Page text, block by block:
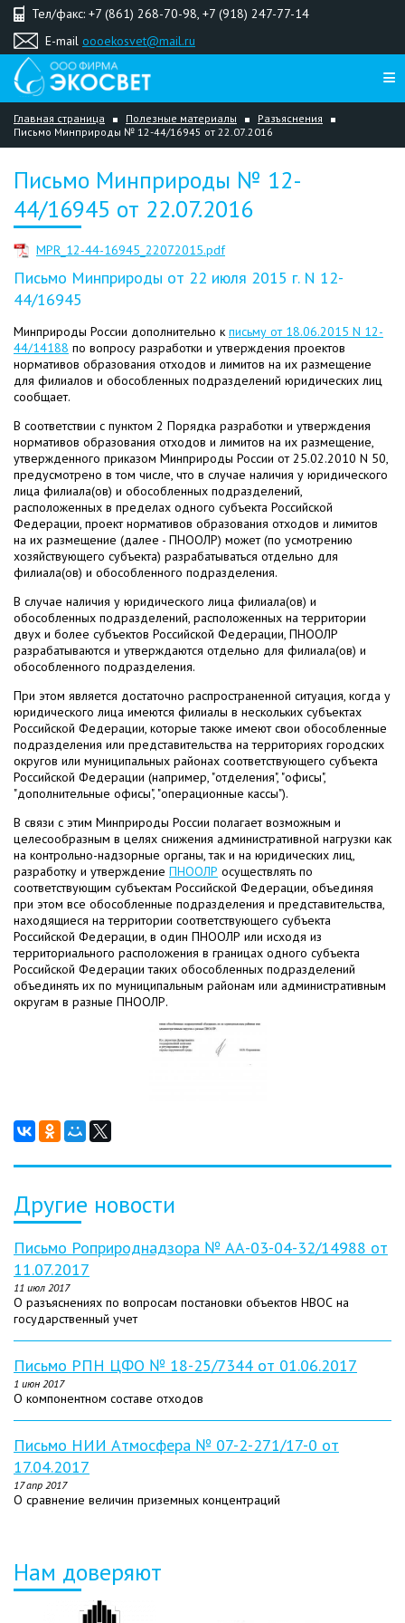
Тел/факс: +7 (861) 268-70-98, +7 (918) 247-77-14
E-mail oooekosvet@mail.ru
Главная страница Полезные материалы
Разъяснения
Письмо Минприроды № 12-44/16945 от 22.07.2016
Письмо Минприроды № 12-
44/16945 от 22.07.2016
MPR_12-44-16945_22072015.pdf
Письмо Минприроды от 22 июля 2015 г. N 12-
44/16945
Минприроды России дополнительно к письму от 18.06.2015 N 12-
44/14188 по вопросу разработки и утверждения проектов
нормативов образования отходов и лимитов на их размещение
для филиалов и обособленных подразделений юридических лиц
сообщает.
В соответствии с пунктом 2 Порядка разработки и утверждения
нормативов образования отходов и лимитов на их размещение,
утвержденного приказом Минприроды России от 25.02.2010 N 50,
предусмотрено в том числе, что в случае наличия у юридического
лица филиала(ов) и обособленных подразделений,
расположенных в пределах одного субъекта Российской
Федерации, проект нормативов образования отходов и лимитов
на их размещение (далее - ПНООЛР) может (по усмотрению
хозяйствующего субъекта) разрабатываться отдельно для
филиала(ов) и обособленного подразделения.
В случае наличия у юридического лица филиала(ов) и
обособленных подразделений, расположенных на территории
двух и более субъектов Российской Федерации, ПНООЛР
разрабатываются и утверждаются отдельно для филиала(ов) и
обособленного подразделения.
При этом является достаточно распространенной ситуация, когда у
юридического лица имеются филиалы в нескольких субъектах
Российской Федерации, которые также имеют свои обособленные
подразделения или представительства на территориях городских
округов или муниципальных районах соответствующего субъекта
Российской Федерации (например, "отделения", "офисы",
"дополнительные офисы", "операционные кассы").
В связи с этим Минприроды России полагает возможным и
целесообразным в целях снижения административной нагрузки как
на контрольно-надзорные органы, так и на юридических лиц,
разработку и утверждение ПНООЛР осуществлять по
соответствующим субъектам Российской Федерации, объединяя
при этом все обособленные подразделения и представительства,
находящиеся на территории соответствующего субъекта
Российской Федерации, в один ПНООЛР или исходя из
территориального расположения в границах одного субъекта
Российской Федерации таких обособленных подразделений
объединять их по муниципальным районам или административным
округам в разные ПНООЛР.
Другие новости
Письмо Роприроднадзора № АА-03-04-32/14988 от
11.07.2017
11 июл 2017
О разъяснениях по вопросам постановки объектов НВОС на
государственный учет
Письмо РПН ЦФО № 18-25/7344 от 01.06.2017
1 июн 2017
О компонентном составе отходов
Письмо НИИ Атмосфера № 07-2-271/17-0 от
17.04.2017
17 апр 2017
О сравнение величин приземных концентраций
Нам доверяют